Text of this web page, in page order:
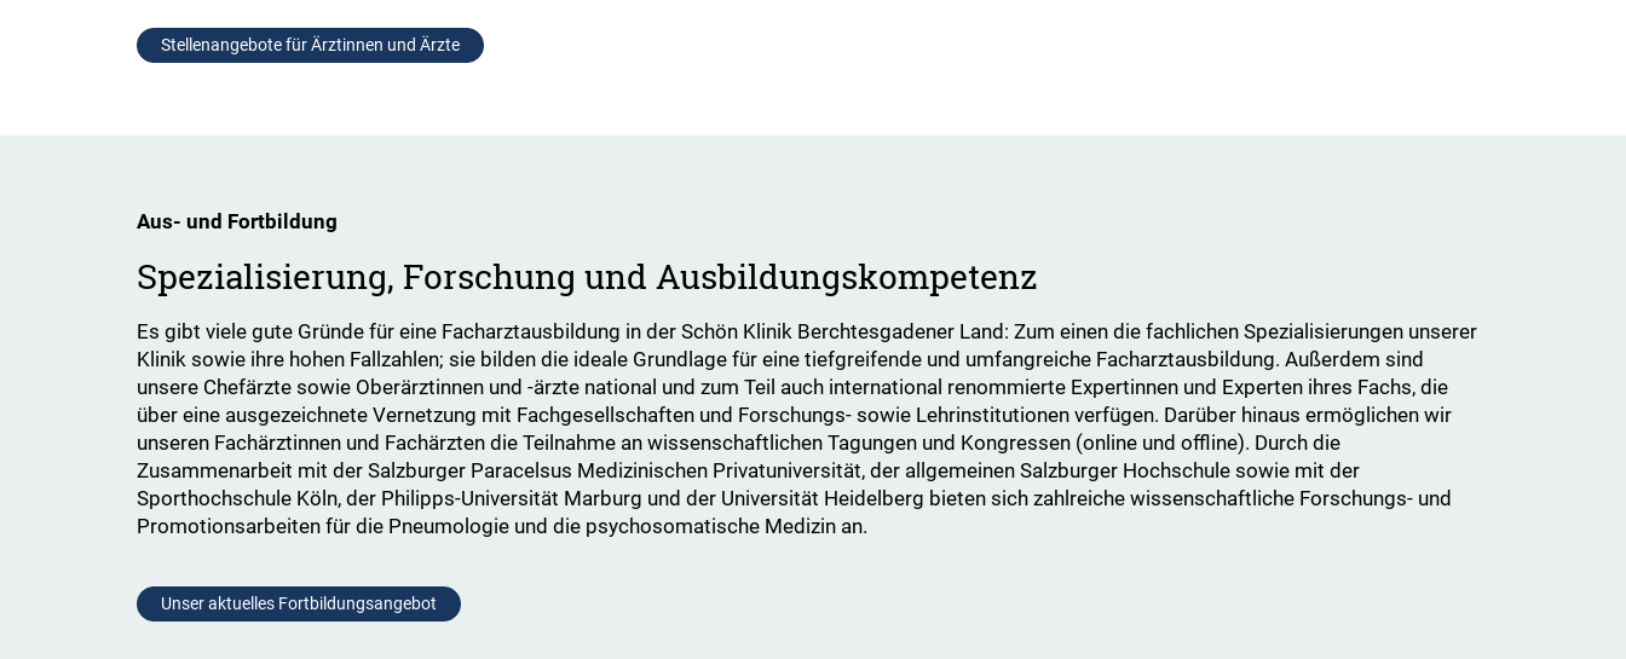
Stellenangebote für Ärztinnen und Ärzte
Aus- und Fortbildung
Spezialisierung, Forschung und Ausbildungskompetenz
Es gibt viele gute Gründe für eine Facharztausbildung in der Schön Klinik Berchtesgadener Land: Zum einen die fachlichen Spezialisierungen unserer
Klinik sowie ihre hohen Fallzahlen; sie bilden die ideale Grundlage für eine tiefgreifende und umfangreiche Facharztausbildung. Außerdem sind
unsere Chefärzte sowie Oberärztinnen und -ärzte national und zum Teil auch international renommierte Expertinnen und Experten ihres Fachs, die
über eine ausgezeichnete Vernetzung mit Fachgesellschaften und Forschungs- sowie Lehrinstitutionen verfügen. Darüber hinaus ermöglichen wir
unseren Fachärztinnen und Fachärzten die Teilnahme an wissenschaftlichen Tagungen und Kongressen (online und offline). Durch die
Zusammenarbeit mit der Salzburger Paracelsus Medizinischen Privatuniversität, der allgemeinen Salzburger Hochschule sowie mit der
Sporthochschule Köln, der Philipps-Universität Marburg und der Universität Heidelberg bieten sich zahlreiche wissenschaftliche Forschungs- und
Promotionsarbeiten für die Pneumologie und die psychosomatische Medizin an.
Unser aktuelles Fortbildungsangebot